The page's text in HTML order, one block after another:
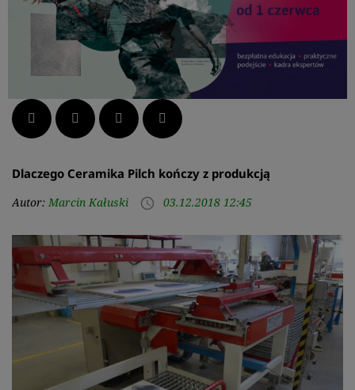
Facebook Twitter LinkedIn Pinterest
Dlaczego Ceramika Pilch kończy z produkcją
Autor: Marcin Kałuski access_time 03.12.2018 12:45